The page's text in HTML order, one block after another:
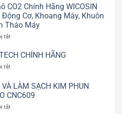
súc
kim
phun
AUTOOL
CT400
hãng
Vệ
kim
phun
CO2 Chính Hãng WICOSIN
Cơ, Khoang Máy, Khuôn
Tháo Máy
tắtở
Bắn
Khô
Chính
Hãng
W9000
CHÍNH HÃNG
tắtở
BẮN
ỐC
TECH
CHÍNH
LÀM SẠCH KIM PHUN
CNC609
tắtở